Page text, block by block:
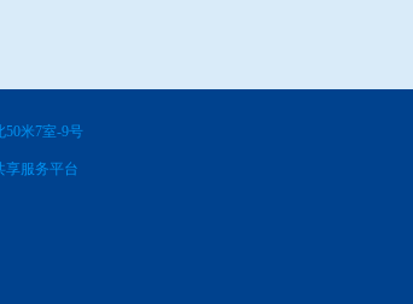
米7室-9号
享服务平台